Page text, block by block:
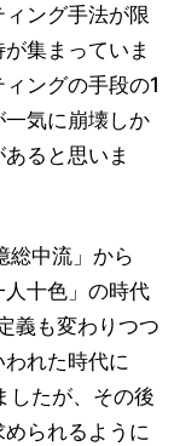
ング手法が限
集まっていま
ングの手段の1
気に崩壊しか
ると思いま
総中流」から
人十色」の時代
義も変わりつつ
れた時代に
したが、その後
られるように